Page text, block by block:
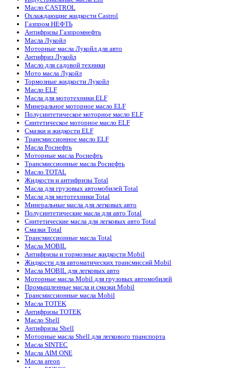
Масло CASTROL
Охлаждающие жидкости Castrol
Газпром НЕФТЬ
Антифризы Газпромнефть
Масла Лукойл
Моторные масла Лукойл для авто
Антифриз Лукойл
Масло для садовой техники
Мото масла Лукойл
Тормозные жидкости Лукойл
Масло ELF
Масла для мототехники ELF
Минеральное моторное масло ELF
Полусинтетическое моторное масло ELF
Синтетическое моторное масло ELF
Смазки и жидкости ELF
Трансмиссионное масло ELF
Масла Роснефть
Моторные масла Роснефть
Трансмиссионные масла Роснефть
Масло TOTAL
Жидкости и антифризы Total
Масла для грузовых автомобилей Total
Масла для мототехники Total
Минеральные масла для легковых авто
Полусинтетические масла для авто Total
Синтетические масла для легковых авто Total
Смазки Total
Трансмиссионные масла Total
Масла MOBIL
Антифризы и тормозные жидкости Mobil
Жидкости для автоматических трансмиссий Mobil
Масла MOBIL для легковых авто
Моторные масла Mobil для грузовых автомобилей
Промышленные масла и смазки Mobil
Трансмиссионные масла Mobil
Масла TOTEK
Антифризы TOTEK
Масло Shell
Антифризы Shell
Моторные масла Shell для легкового транспорта
Масла SINTEC
Масла AIM ONE
Масла areon